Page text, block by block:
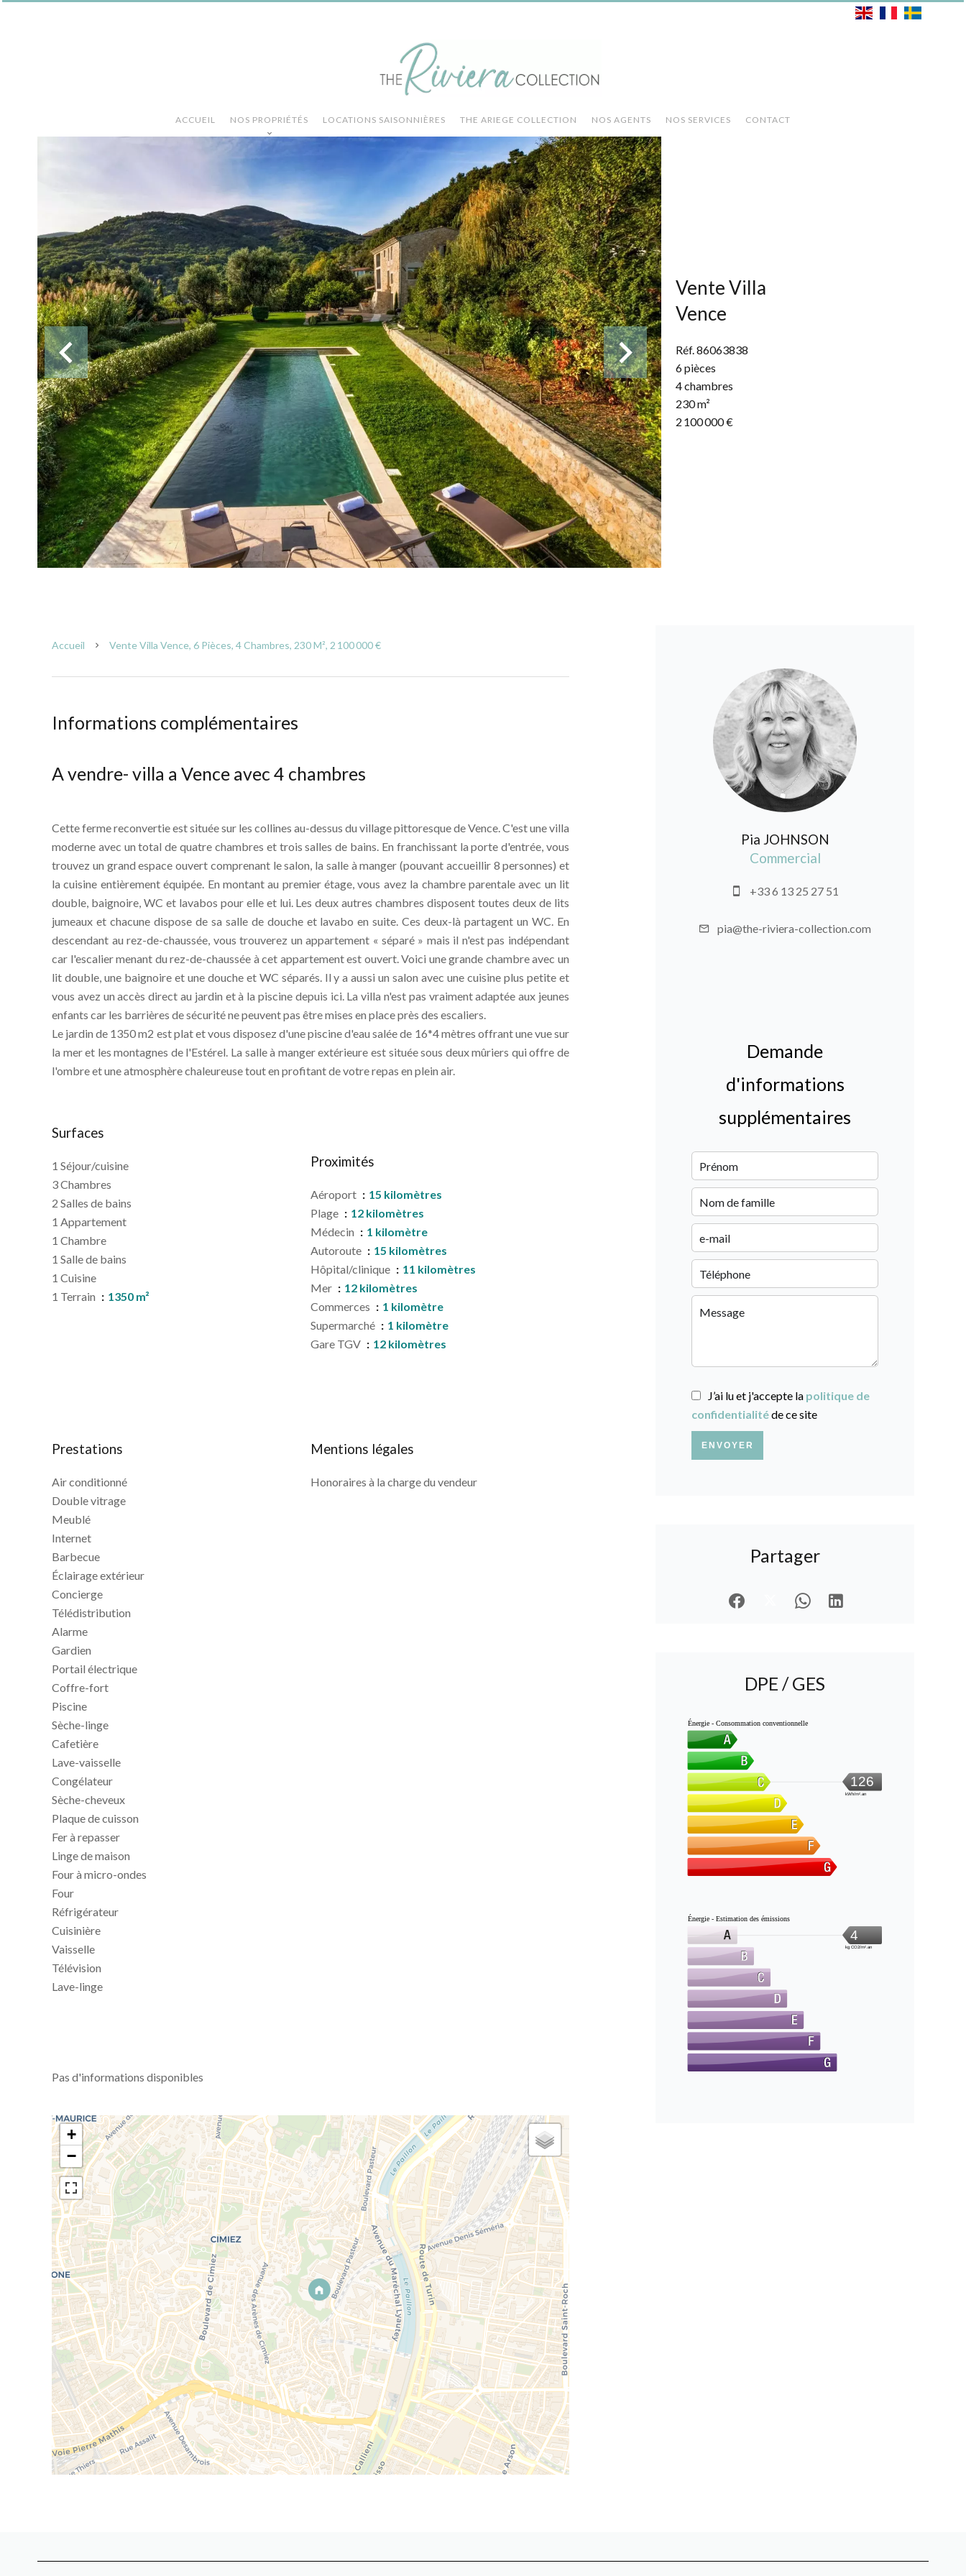
ACCUEIL NOS PROPRIÉTÉS LOCATIONS SAISONNIÈRES THE ARIEGE COLLECTION NOS AGENTS NOS SERVICES CONTACT
Vente Villa
Vence
Réf. 86063838
6 pièces
4 chambres
230 m²
2 100 000 €
Accueil Vente Villa Vence, 6 Pièces, 4 Chambres, 230 M², 2 100 000 €
Informations complémentaires
A vendre- villa a Vence avec 4 chambres
Cette ferme reconvertie est située sur les collines au-dessus du village pittoresque de Vence. C'est une villa
moderne avec un total de quatre chambres et trois salles de bains. En franchissant la porte d'entrée, vous
trouvez un grand espace ouvert comprenant le salon, la salle à manger (pouvant accueillir 8 personnes) et
la cuisine entièrement équipée. En montant au premier étage, vous avez la chambre parentale avec un lit
double, baignoire, WC et lavabos pour elle et lui. Les deux autres chambres disposent toutes deux de lits
jumeaux et chacune dispose de sa salle de douche et lavabo en suite. Ces deux-là partagent un WC. En
descendant au rez-de-chaussée, vous trouverez un appartement « séparé » mais il n'est pas indépendant
car l'escalier menant du rez-de-chaussée à cet appartement est ouvert. Voici une grande chambre avec un
lit double, une baignoire et une douche et WC séparés. Il y a aussi un salon avec une cuisine plus petite et
vous avez un accès direct au jardin et à la piscine depuis ici. La villa n'est pas vraiment adaptée aux jeunes
enfants car les barrières de sécurité ne peuvent pas être mises en place près des escaliers.
Le jardin de 1350 m2 est plat et vous disposez d'une piscine d'eau salée de 16*4 mètres offrant une vue sur
la mer et les montagnes de l'Estérel. La salle à manger extérieure est située sous deux mûriers qui offre de
l'ombre et une atmosphère chaleureuse tout en profitant de votre repas en plein air.
Surfaces
1 Séjour/cuisine
3 Chambres
2 Salles de bains
1 Appartement
1 Chambre
1 Salle de bains
1 Cuisine
1 Terrain
1350 m²
Proximités
Aéroport
15 kilomètres
Plage
12 kilomètres
Médecin
1 kilomètre
Autoroute
15 kilomètres
Hôpital/clinique
11 kilomètres
Mer
12 kilomètres
Commerces
1 kilomètre
Supermarché
1 kilomètre
Gare TGV
12 kilomètres
Prestations
Air conditionné
Double vitrage
Meublé
Internet
Barbecue
Éclairage extérieur
Concierge
Télédistribution
Alarme
Gardien
Portail électrique
Coffre-fort
Piscine
Sèche-linge
Cafetière
Lave-vaisselle
Congélateur
Sèche-cheveux
Plaque de cuisson
Fer à repasser
Linge de maison
Four à micro-ondes
Four
Réfrigérateur
Cuisinière
Vaisselle
Télévision
Lave-linge
Mentions légales
Honoraires à la charge du vendeur
Pas d'informations disponibles
+
−
Pia JOHNSON
Commercial
+33 6 13 25 27 51
pia@the-riviera-collection.com
Demande
d'informations
supplémentaires
J’ai lu et j'accepte la politique de
confidentialitéde ce site
ENVOYER
Partager
DPE / GES
Énergie - Consommation conventionnelle
126
kWh/m².an
Énergie - Estimation des émissions
4
kg CO2/m².an